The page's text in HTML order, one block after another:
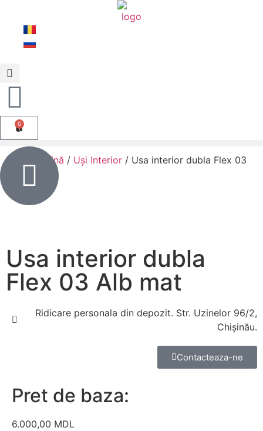
0
Prima pagină / Uși Interior / Usa interior dubla Flex 03
Usa interior dubla
Flex 03 Alb mat
Ridicare personala din depozit. Str. Uzinelor 96/2,
Chișinău.
Contacteaza-ne
Pret de baza:
6.000,00 MDL